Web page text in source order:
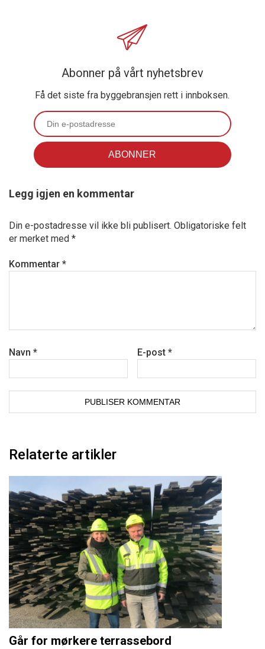
Abonner på vårt nyhetsbrev
Få det siste fra byggebransjen rett i innboksen.
Legg igjen en kommentar
Din e-postadresse vil ikke bli publisert. Obligatoriske felt
er merket med *
Kommentar *
Navn * E-post*
Relaterte artikler
Går for mørkere terrassebord